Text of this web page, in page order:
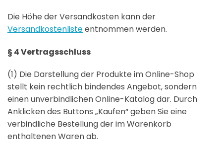
Die Höhe der Versandkosten kann der
Versandkostenlisteentnommen werden.
§ 4 Vertragsschluss
(1) Die Darstellung der Produkte im Online-Shop
stellt kein rechtlich bindendes Angebot, sondern
einen unverbindlichen Online-Katalog dar. Durch
Anklicken des Buttons „Kaufen“ geben Sie eine
verbindliche Bestellung der im Warenkorb
enthaltenen Waren ab.